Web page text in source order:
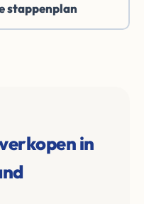
stappenplan
in